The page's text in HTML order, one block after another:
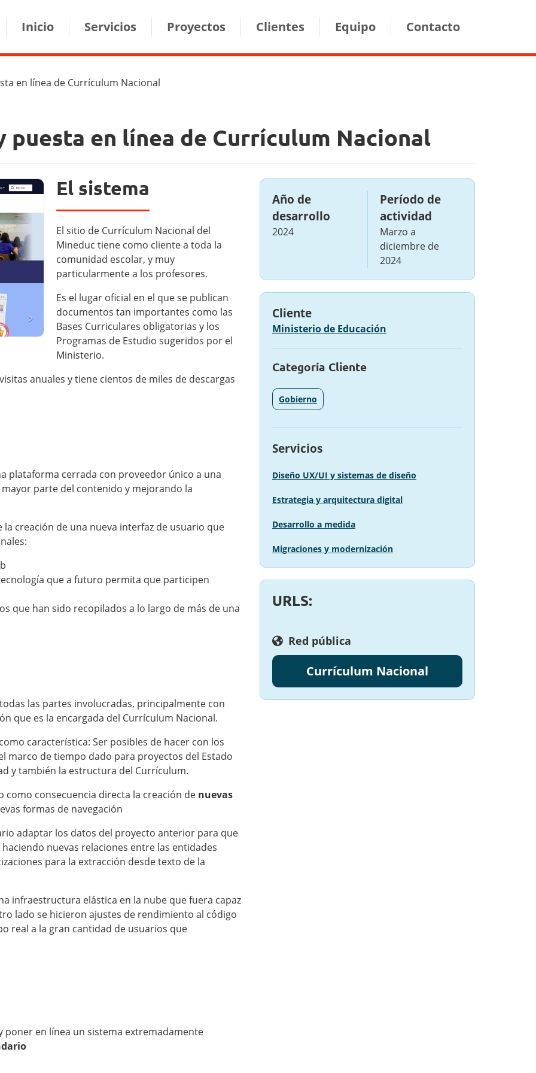
Inicio Servicios Proyectos Clientes Equipo Contacto
en línea de Currículum Nacional
puesta en línea de Currículum Nacional
El sistema
El sitio de Currículum Nacional del
Mineduc tiene como cliente a toda la
comunidad escolar, y muy
particularmente a los profesores.
Es el lugar oficial en el que se publican
documentos tan importantes como las
Bases Curriculares obligatorias y los
Programas de Estudio sugeridos por el
Ministerio.
anuales y tiene cientos de miles de descargas
plataforma cerrada con proveedor único a una
parte del contenido y mejorando la
creación de una nueva interfaz de usuario que
que a futuro permita que participen
que han sido recopilados a lo largo de más de una
las partes involucradas, principalmente con
que es la encargada del Currículum Nacional.
característica: Ser posibles de hacer con los
marco de tiempo dado para proyectos del Estado
y también la estructura del Currículum.
consecuencia directa la creación de nuevas
formas de navegación
adaptar los datos del proyecto anterior para que
nuevas relaciones entre las entidades
para la extracción desde texto de la
infraestructura elástica en la nube que fuera capaz
lado se hicieron ajustes de rendimiento al código
real a la gran cantidad de usuarios que
poner en línea un sistema extremadamente
Año de
desarrollo
2024
Período de
actividad
Marzo a
diciembre de
2024
Cliente
Ministerio de Educación
Categoría Cliente
Gobierno
Servicios
Diseño UX/UI y sistemas de diseño
Estrategia y arquitectura digital
Desarrollo a medida
Migraciones y modernización
URLS:
Red pública
Currículum Nacional